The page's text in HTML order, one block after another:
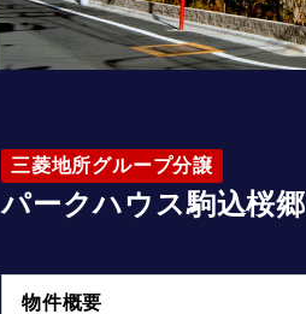
三菱地所グループ分譲
パークハウス駒込桜郷
物件概要